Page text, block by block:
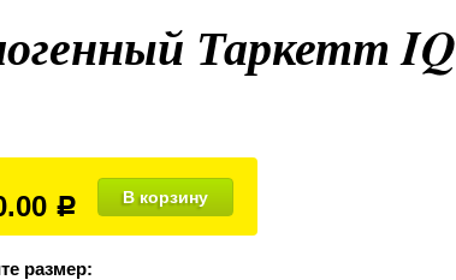
Таркетт IQ
Р В корзину
размер: